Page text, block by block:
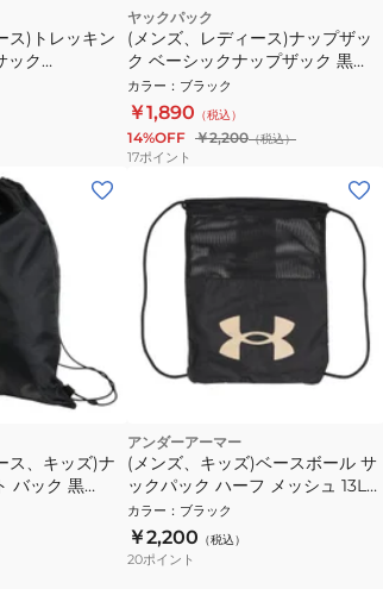
ス)トレッキン
ック
ヤックパック
(メンズ、レディース)ナップザッ
ク ベーシックナップザック 黒
YAK-BGL-26S009 BLK ナップサ
ック ジムサック
カラー ： ブラック
￥1,890 （税込）
14%OFF ￥2,200（税込）
17ポイント
ス、キッズ)ナ
バック 黒
プサック マル
アンダーアーマー
(メンズ、キッズ)ベースボール サ
ックパック ハーフ メッシュ 13L
1364505 BLK/GLD BB
カラー ： ブラック
￥2,200 （税込）
20ポイント